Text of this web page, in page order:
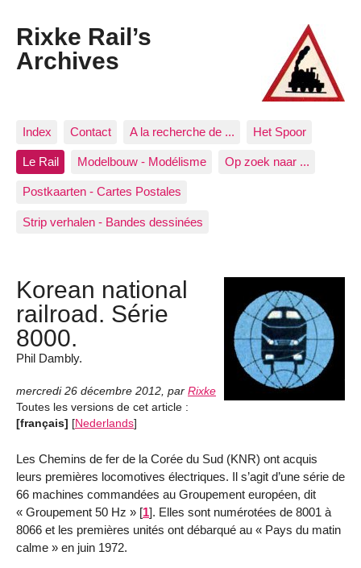
Rixke Rail’s
Archives
Index Contact A la recherche de ... Het Spoor
Le Rail Modelbouw - Modélisme Op zoek naar ...
Postkaarten - Cartes Postales
Strip verhalen - Bandes dessinées
Korean national
railroad. Série
8000.
Phil Dambly.
mercredi 26 décembre 2012, par Rixke
Toutes les versions de cet article :
[français] [Nederlands]
Les Chemins de fer de la Corée du Sud (KNR) ont acquis
leurs premières locomotives électriques. Il s’agit d’une série de
66 machines commandées au Groupement européen, dit
« Groupement 50 Hz » [1]. Elles sont numérotées de 8001 à
8066 et les premières unités ont débarqué au « Pays du matin
calme » en juin 1972.